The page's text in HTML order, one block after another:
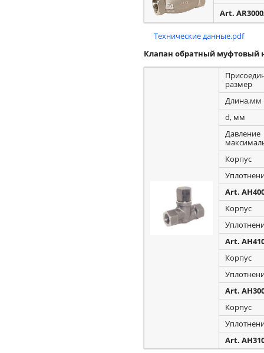
Art.
Технические данные.pdf
Клапан обратный муфтовый
размер
Длина,мм
d, мм
Давление
Корпус
Art.
Корпус
Art.
Корпус
Art.
Корпус
Art.